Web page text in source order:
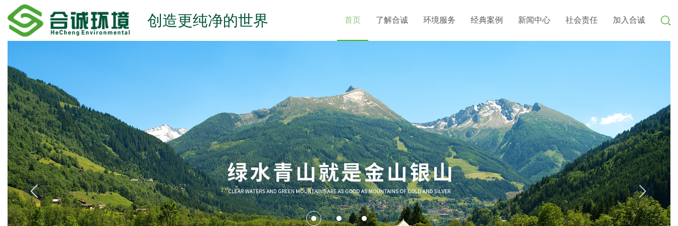
创造更纯净的世界 首页 了解合诚 环境服务 经典案例 新闻中心 社会责任 加入合诚
‹ ›